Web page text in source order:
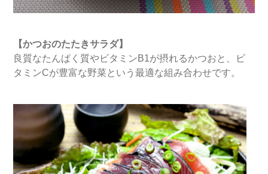
【かつおのたたきサラダ】
良質なたんぱく質やビタミンB1が摂れるかつおと、ビ
タミンCが豊富な野菜という最適な組み合わせです。